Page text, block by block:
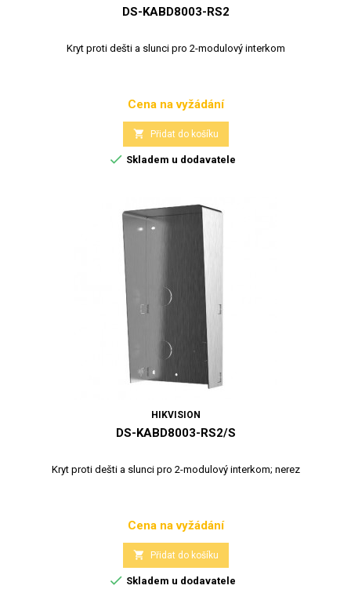
DS-KABD8003-RS2
Kryt proti dešti a slunci pro 2-modulový interkom
Cena
Cena na vyžádání
 Přidat do košíku
 Skladem u dodavatele
HIKVISION
DS-KABD8003-RS2/S
Kryt proti dešti a slunci pro 2-modulový interkom; nerez
Cena
Cena na vyžádání
 Přidat do košíku
 Skladem u dodavatele